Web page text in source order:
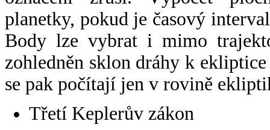
planetky, pokud je časový
Body lze vybrat i mimo
zohledněn sklon dráhy k
se pak počítají jen v rovině
Třetí Keplerův zákon